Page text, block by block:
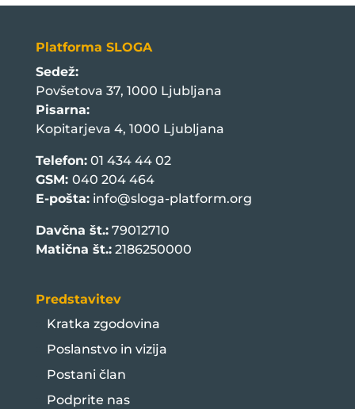
Platforma SLOGA
Sedež:
Povšetova 37, 1000 Ljubljana
Pisarna:
Kopitarjeva 4, 1000 Ljubljana
Telefon:01 434 44 02
GSM: 040 204 464
E-pošta: info@sloga-platform.org
Davčna št.:79012710
Matična št.:2186250000
Predstavitev
Kratka zgodovina
Poslanstvo in vizija
Postani član
Podprite nas